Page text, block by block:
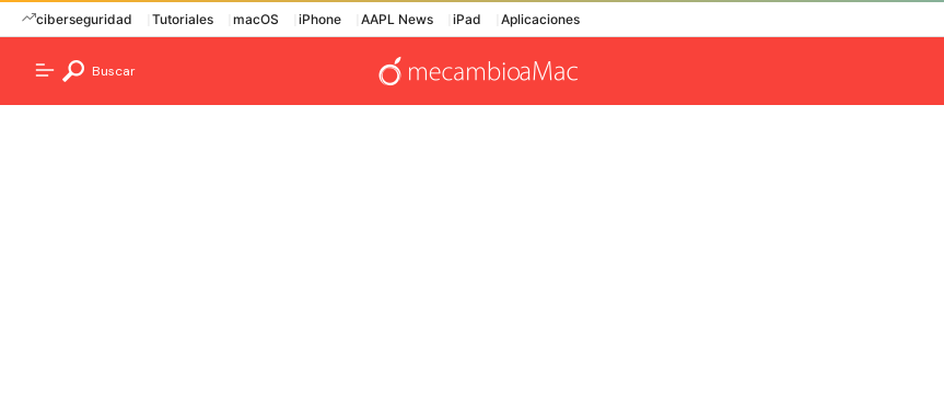
ciberseguridad Tutoriales macOS iPhone AAPL News iPad Aplicaciones
Buscar